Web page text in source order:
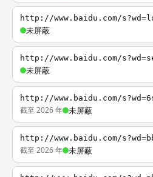
http://www.baidu.com/
未屏蔽
http://www.baidu.com/
未屏蔽
http://www.baidu.com/
截至 2026 年 未屏蔽
http://www.baidu.com/
截至 2026 年 未屏蔽